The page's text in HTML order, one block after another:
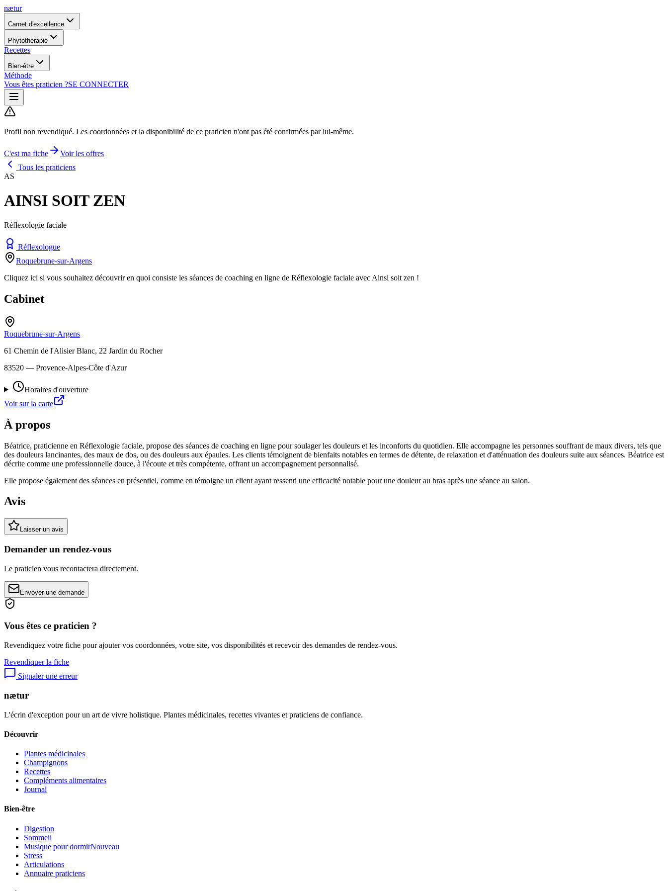
nætur
Carnet d'excellence
Phytothérapie
Recettes
Bien-être
Méthode
Vous êtes praticien ?SE CONNECTER
Profil non revendiqué. Les coordonnées et la disponibilité de ce praticien n'ont pas été confirmées par lui-même.
C'est ma fiche
Voir les offres
Tous les praticiens
AS
AINSI SOIT ZEN
Réflexologie faciale
Réflexologue
Roquebrune-sur-Argens
Cliquez ici si vous souhaitez découvrir en quoi consiste les séances de coaching en ligne de Réflexologie faciale avec Ainsi soit zen !
Cabinet
Roquebrune-sur-Argens
61 Chemin de l'Alisier Blanc, 22 Jardin du Rocher
83520 — Provence-Alpes-Côte d'Azur
Horaires d'ouverture
Voir sur la carte
À propos
Béatrice, praticienne en Réflexologie faciale, propose des séances de coaching en ligne pour soulager les douleurs et les inconforts du quotidien. Elle accompagne les personnes souffrant de maux divers, tels que
des douleurs lancinantes, des maux de dos, ou des douleurs aux épaules. Les clients témoignent de bienfaits notables en termes de détente, de relaxation et d'atténuation des douleurs suite aux séances. Béatrice est
décrite comme une professionnelle douce, à l'écoute et très compétente, offrant un accompagnement personnalisé.
Elle propose également des séances en présentiel, comme en témoigne un client ayant ressenti une efficacité notable pour une douleur au bras après une séance au salon.
Avis
Laisser un avis
Demander un rendez-vous
Le praticien vous recontactera directement.
Envoyer une demande
Vous êtes ce praticien ?
Revendiquez votre fiche pour ajouter vos coordonnées, votre site, vos disponibilités et recevoir des demandes de rendez-vous.
Revendiquer la fiche
Signaler une erreur
nætur
L'écrin d'exception pour un art de vivre holistique. Plantes médicinales, recettes vivantes et praticiens de confiance.
Découvrir
Plantes médicinales
Champignons
Recettes
Compléments alimentaires
Journal
Bien-être
Digestion
Sommeil
Musique pour dormirNouveau
Stress
Articulations
Annuaire praticiens